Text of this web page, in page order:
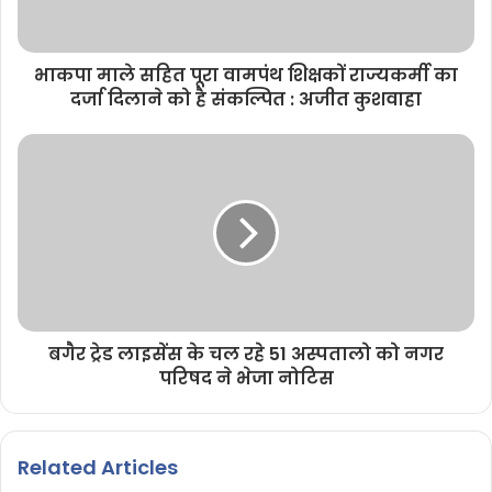
भाकपा माले सहित पूरा वामपंथ शिक्षकों राज्यकर्मी का
दर्जा दिलाने को है संकल्पित : अजीत कुशवाहा
बगैर ट्रेड लाइसेंस के चल रहे 51 अस्पतालो को नगर
परिषद ने भेजा नोटिस
Related Articles